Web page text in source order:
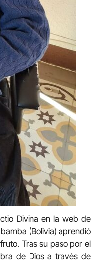
Divina en la web de
(Bolivia) aprendió
Tras su paso por el
de Dios a través de